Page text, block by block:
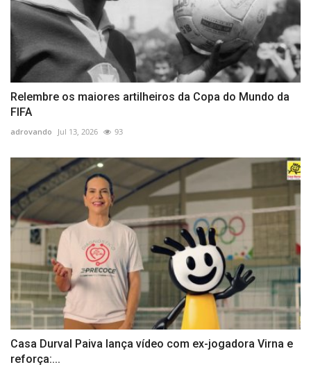
Relembre os maiores artilheiros da Copa do Mundo da
FIFA
adrovando Jul 13, 2026 93
Casa Durval Paiva lança vídeo com ex-jogadora Virna e
reforça:...